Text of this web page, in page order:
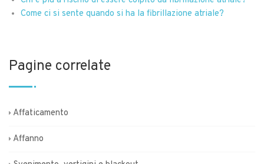
Come ci si sente quando si ha la fibrillazione atriale?
Pagine correlate
Affaticamento
Affanno